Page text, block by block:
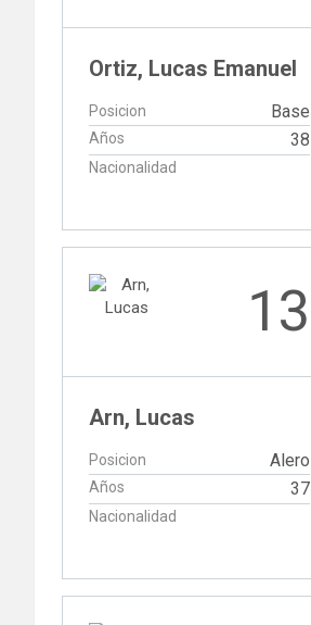
Ortiz, Lucas Emanuel
Posicion Base
Años 38
Nacionalidad
13
Arn, Lucas
Posicion Alero
Años 37
Nacionalidad